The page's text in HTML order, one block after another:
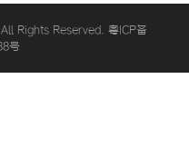
Rights Reserved. 粤ICP备
号